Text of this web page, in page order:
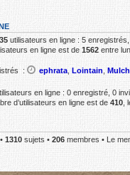
utilisateurs en ligne : 5
en ligne est de 1562 entre
: ephrata Lointain Mulch
en ligne : 0 enregistré, 0
d’utilisateurs en ligne est de 410
1310 sujets • 206 membres • Le